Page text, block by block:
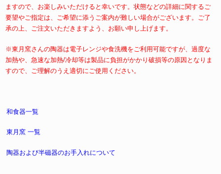
ますので、お楽しみいただけると幸いです。状態などの詳細に関するご
要望やご指定は、ご希望に添うご案内が難しい場合がございます。ご了
承の上、ご注文いただきますよう、お願い申し上げます。
※東月窯さんの陶器は電子レンジや食洗機をご利用可能ですが、過度な
加熱や、急速な加熱/冷却等は製品に負担がかかり破損等の原因となりま
すので、ご理解のうえ適切にご使用ください。
和食器一覧
東月窯 一覧
陶器および半磁器のお手入れについて